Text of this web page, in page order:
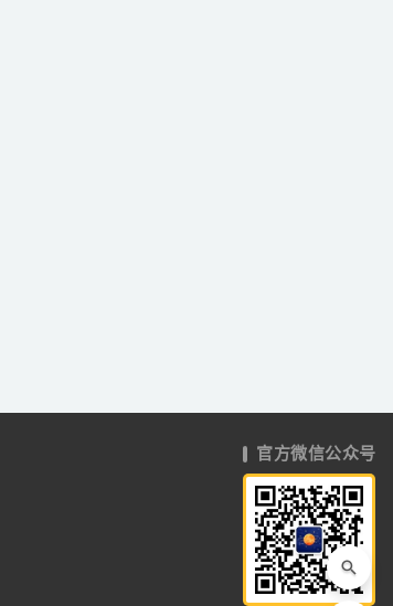
官方微信公众号